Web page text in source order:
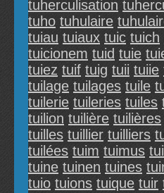
tuherculisation
tuho tuhulaire
tuiau tuiaux tuic tuich
tuicionem tuid tuie
tuiez tuif tuig tuii tuiie
tuilage tuilages tuile
tuilerie tuileries tuiles
tuilion tuilière tuilières
tuilles tuillier tuilliers
tuilées tuim tuimus
tuine tuinen tuines
tuio tuions tuique tuir